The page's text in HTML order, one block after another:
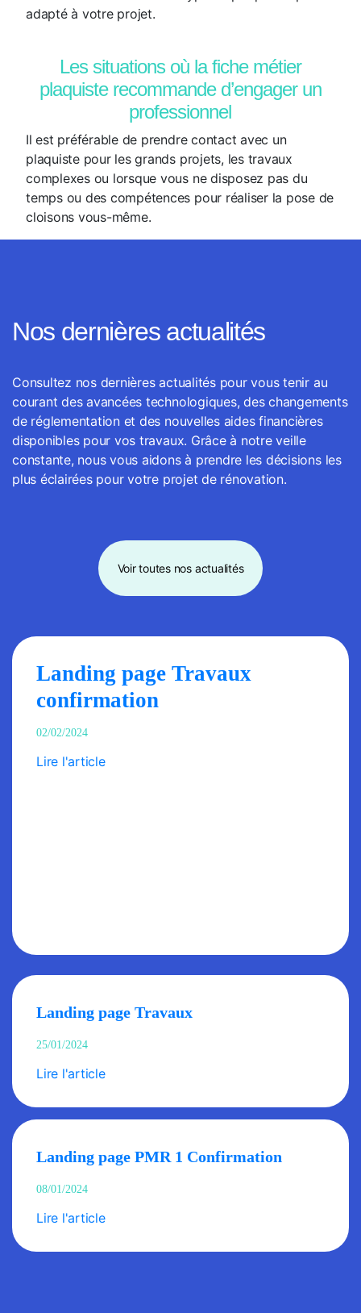
adapté à votre projet.
Les situations où la fiche métier
plaquiste recommande d’engager un
professionnel
Il est préférable de prendre contact avec un
plaquiste pour les grands projets, les travaux
complexes ou lorsque vous ne disposez pas du
temps ou des compétences pour réaliser la pose de
cloisons vous-même.
Nos dernières actualités
Consultez nos dernières actualités pour vous tenir au
courant des avancées technologiques, des changements
de réglementation et des nouvelles aides financières
disponibles pour vos travaux. Grâce à notre veille
constante, nous vous aidons à prendre les décisions les
plus éclairées pour votre projet de rénovation.
Voir toutes nos actualités
Landing page Travaux
confirmation
02/02/2024
Lire l'article
Landing page Travaux
25/01/2024
Lire l'article
Landing page PMR 1 Confirmation
08/01/2024
Lire l'article